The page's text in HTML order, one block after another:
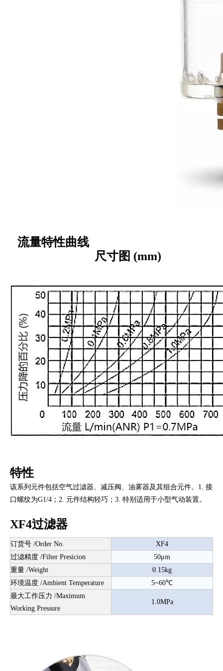
流量特性曲线
尺寸图 (mm)
特性
该系列元件包括空气过滤器、减压阀、油雾器及其组合元件。1. 接
口螺纹为G1/4；2. 元件结构轻巧；3. 特别适用于小型气动装置。
XF4过滤器
订货号 /Order No.
XF4
过滤精度 /Filter Presicion
50μm
重量 /Weight
0.15kg
环境温度 /Ambient Temperature
5~60℃
最大工作压力 /Maximum
Working Pressure
1.0MPa